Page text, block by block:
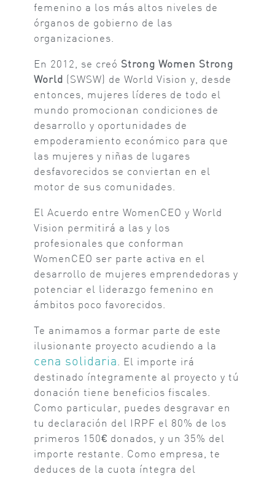
femenino a los más altos niveles de
órganos de gobierno de las
organizaciones.
En 2012, se creó Strong Women Strong
World (SWSW) de World Vision y, desde
entonces, mujeres líderes de todo el
mundo promocionan condiciones de
desarrollo y oportunidades de
empoderamiento económico para que
las mujeres y niñas de lugares
desfavorecidos se conviertan en el
motor de sus comunidades.
El Acuerdo entre WomenCEO y World
Vision permitirá a las y los
profesionales que conforman
WomenCEO ser parte activa en el
desarrollo de mujeres emprendedoras y
potenciar el liderazgo femenino en
ámbitos poco favorecidos.
Te animamos a formar parte de este
ilusionante proyecto acudiendo a la
cena solidaria . El importe irá
destinado íntegramente al proyecto y tú
donación tiene beneficios fiscales.
Como particular, puedes desgravar en
tu declaración del IRPF el 80% de los
primeros 150€ donados, y un 35% del
importe restante. Como empresa, te
deduces de la cuota íntegra del